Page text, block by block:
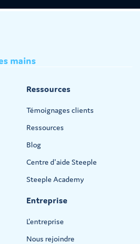
mains
Ressources
Témoignages clients
Ressources
Blog
Centre d'aide Steeple
Steeple Academy
Entreprise
L'entreprise
Nous rejoindre